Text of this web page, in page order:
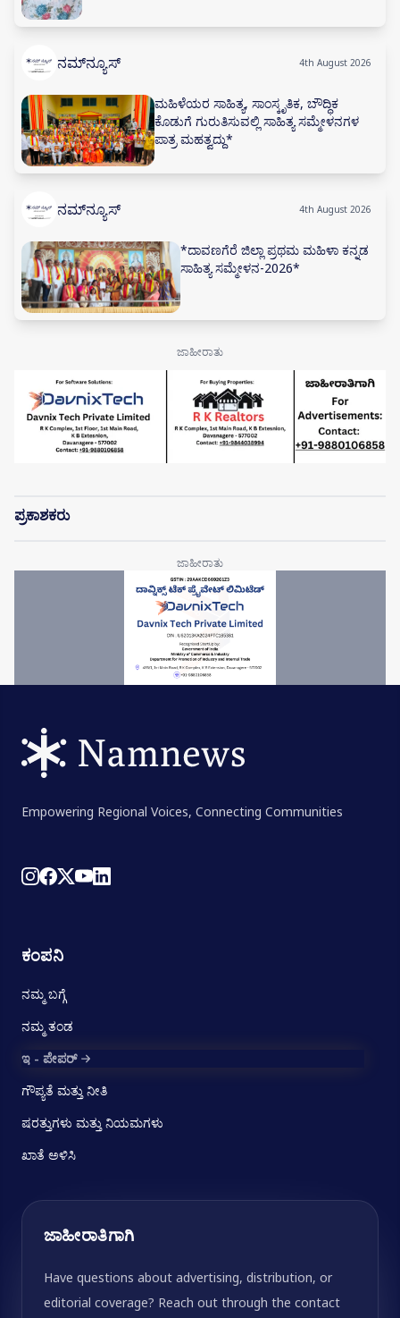
ನಮ್‌ನ್ಯೂಸ್ 4th August 2026
ಮಹಿಳೆಯರ ಸಾಹಿತ್ಯ, ಸಾಂಸ್ಕೃತಿಕ, ಬೌದ್ಧಿಕ
ಕೊಡುಗೆ ಗುರುತಿಸುವಲ್ಲಿ ಸಾಹಿತ್ಯ ಸಮ್ಮೇಳನಗಳ
ಪಾತ್ರ ಮಹತ್ವದ್ದು*
ನಮ್‌ನ್ಯೂಸ್ 4th August 2026
*ದಾವಣಗೆರೆ ಜಿಲ್ಲಾ ಪ್ರಥಮ ಮಹಿಳಾ ಕನ್ನಡ
ಸಾಹಿತ್ಯ ಸಮ್ಮೇಳನ-2026*
ಪ್ರಕಾಶಕರು
Empowering Regional Voices, Connecting Communities
ಕಂಪನಿ
ನಮ್ಮ ಬಗ್ಗೆ
ನಮ್ಮ ತಂಡ
ಇ - ಪೇಪರ್
ಗೌಪ್ಯತೆ ಮತ್ತು ನೀತಿ
ಷರತ್ತುಗಳು ಮತ್ತು ನಿಯಮಗಳು
ಖಾತೆ ಅಳಿಸಿ
ಜಾಹೀರಾತಿಗಾಗಿ
Have questions about advertising, distribution, or
editorial coverage? Reach out through the contact